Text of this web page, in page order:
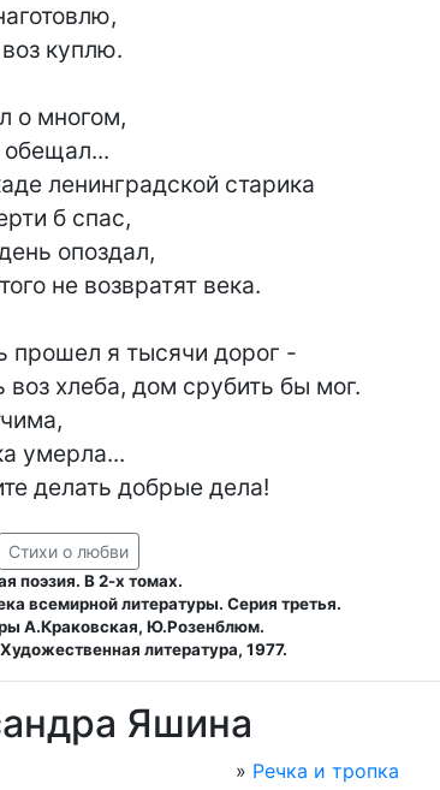
куплю.
о многом,
ленинградской старика
б спас,
опоздал,
не возвратят века.
прошел я тысячи дорог -
воз хлеба, дом срубить бы мог.
умерла...
делать добрые дела!
Стихи о любви
поэзия. В 2-х томах.
всемирной литературы. Серия третья.
А.Краковская, Ю.Розенблюм.
литература, 1977.
Яшина
» Речка и тропка